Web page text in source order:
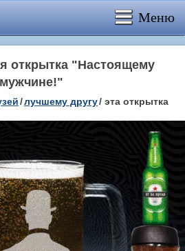
Меню
открытка "Настоящему
мужчине!"
/лучшему другу/ эта открытка